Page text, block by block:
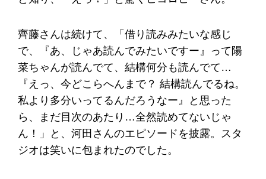
齊藤さんは続けて、「借り読みみたいな感じ
で、『あ、じゃあ読んでみたいですー』って陽
菜ちゃんが読んでて、結構何分も読んでて…
『えっ、今どこらへんまで？ 結構読んでるね。
私より多分いってるんだろうなー』と思った
ら、まだ目次のあたり…全然読めてないじゃ
ん！」と、河田さんのエピソードを披露。スタ
ジオは笑いに包まれたのでした。